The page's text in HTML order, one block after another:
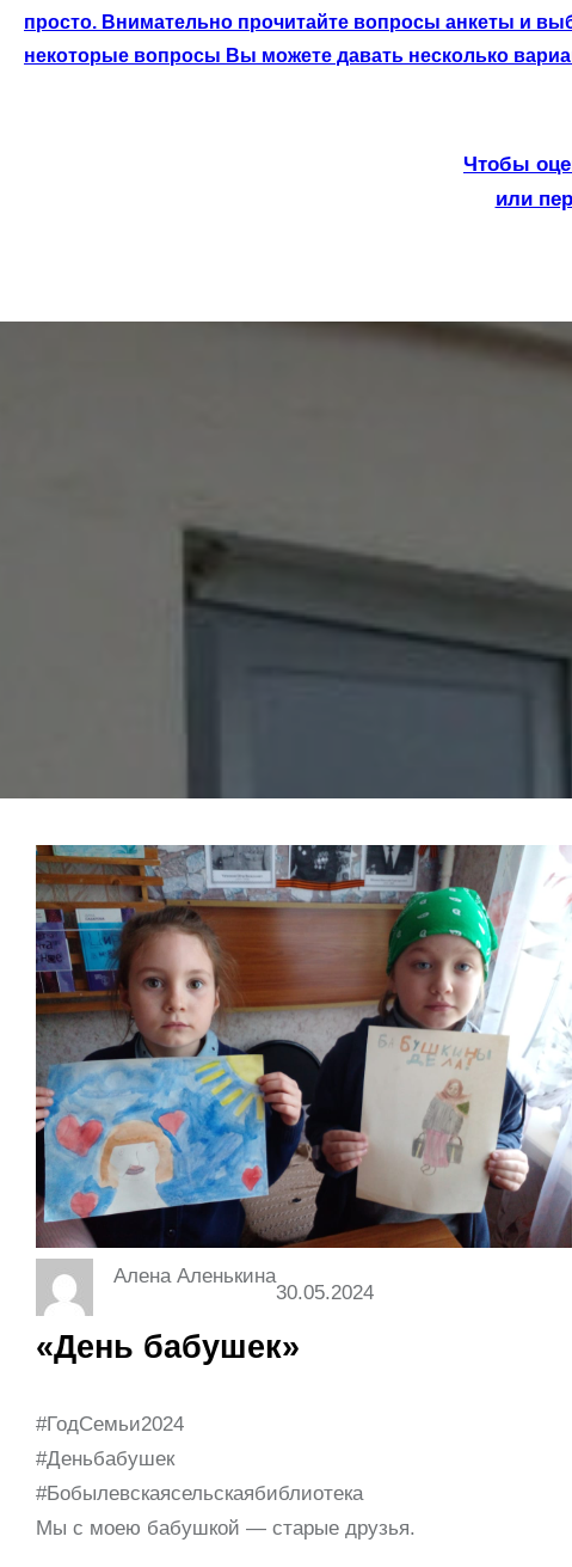
просто. Внимательно прочитайте вопросы анкеты и
некоторые вопросы Вы можете давать несколько
Чтобы
или
Алена Аленькина
30.05.2024
«День бабушек»
#ГодСемьи2024
#Деньбабушек
#Бобылевскаясельскаябиблиотека
Мы с моею бабушкой — старые друзья.